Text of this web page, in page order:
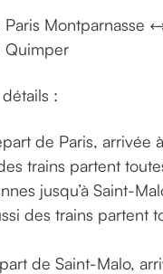
Montparnasse
:
de Paris, arrivée
trains partent
jusqu’à Saint-
des trains partent
de Saint-Malo,